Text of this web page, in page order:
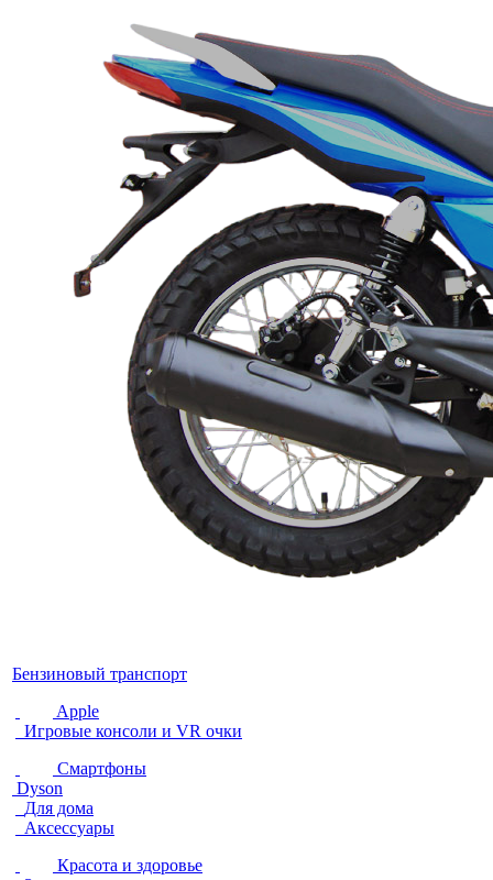
Бензиновый транспорт
Apple
Игровые консоли и VR очки
Смартфоны
Dyson
Для дома
Аксессуары
Красота и здоровье